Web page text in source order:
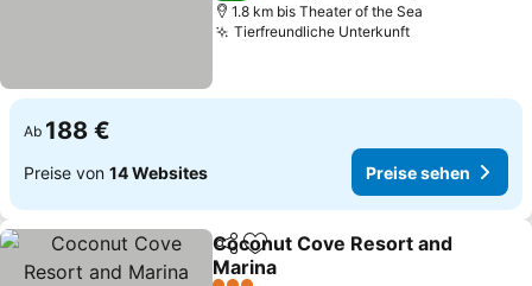
1.8 km bis Theater of the Sea
Tierfreundliche UnterkunftPreise sehen
Ab 188 €
Preise von 14 Websites Preise sehen
TeilenZu Favoriten hinzufügen
Coconut Cove Resort and
Marina